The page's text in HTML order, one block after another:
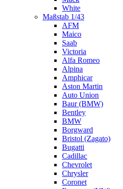
White
Maßstab 1/43
AFM
Maico
Saab
Victoria
Alfa Romeo
Alpina
Amphicar
Aston Martin
Auto Union
Baur (BMW)
Bentley
BMW
Borgward
Bristol (Zagato)
Bugatti
Cadillac
Chevrolet
Chrysler
Coronet